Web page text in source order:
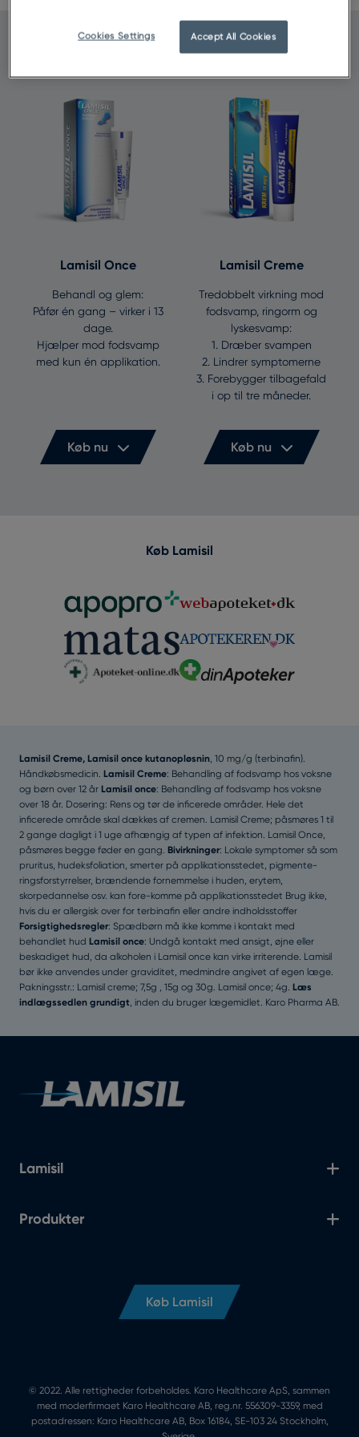
Produkter til behandling af fod- og hudsvamp
Lamisil Once
Behandl og glem:
Påfør én gang – virker i 13
dage.
Hjælper mod fodsvamp
med kun én applikation.
Køb nu
Lamisil Creme
Tredobbelt virkning mod
fodsvamp, ringorm og
lyskesvamp:
1. Dræber svampen
2. Lindrer symptomerne
3. Forebygger tilbagefald
i op til tre måneder.
Køb nu
Køb Lamisil
Lamisil Creme, Lamisil once kutanopløsnin , 10 mg/g (terbinafin).
Håndkøbsmedicin. Lamisil Creme: Behandling af fodsvamp hos voksne
og børn over 12 år Lamisil once: Behandling af fodsvamp hos voksne
over 18 år. Dosering: Rens og tør de inficerede områder. Hele det
inficerede område skal dækkes af cremen. Lamisil Creme; påsmøres 1 til
2 gange dagligt i 1 uge afhængig af typen af infektion. Lamisil Once,
påsmøres begge føder en gang. Bivirkninger: Lokale symptomer så som
pruritus, hudeksfoliation, smerter på applikationsstedet, pigmente-
ringsforstyrrelser, brændende fornemmelse i huden, erytem,
skorpedannelse osv. kan fore-komme på applikationsstedet Brug ikke,
hvis du er allergisk over for terbinafin eller andre indholdsstoffer
Forsigtighedsregler: Spædbørn må ikke komme i kontakt med
behandlet hud Lamisil once: Undgå kontakt med ansigt, øjne eller
beskadiget hud, da alkoholen i Lamisil once kan virke irriterende. Lamisil
bør ikke anvendes under graviditet, medmindre angivet af egen læge.
Pakningsstr.: Lamisil creme; 7,5g , 15g og 30g. Lamisil once; 4g. Læs
indlægssedlen grundigt , inden du bruger lægemidlet. Karo Pharma AB.
Lamisil
Produkter
Køb Lamisil
© 2022. Alle rettigheder forbeholdes. Karo Healthcare ApS, sammen
med moderfirmaet Karo Healthcare AB, reg.nr. 556309-3359, med
postadressen: Karo Healthcare AB, Box 16184, SE-103 24 Stockholm,
Accept All Cookies
Cookies Settings